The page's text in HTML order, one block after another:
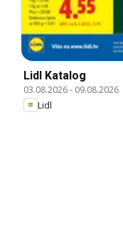
Lidl Katalog
03.08.2026- 09.08.2026
Lidl